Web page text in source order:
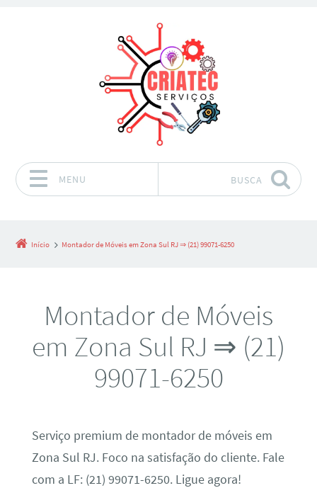
MENU BUSCA
Início Montador de Móveis em Zona Sul RJ ⇒ (21) 99071-6250
Montador de Móveis
em Zona Sul RJ ⇒ (21)
99071-6250
Serviço premium de montador de móveis em
Zona Sul RJ. Foco na satisfação do cliente. Fale
com a LF: (21) 99071-6250. Ligue agora!